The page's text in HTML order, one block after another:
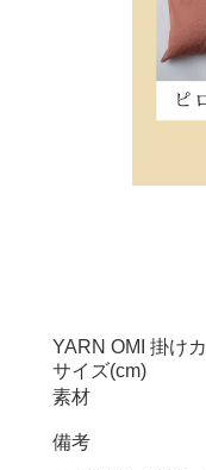
YARN OMI 掛け
サイズ(cm)
素材
備考